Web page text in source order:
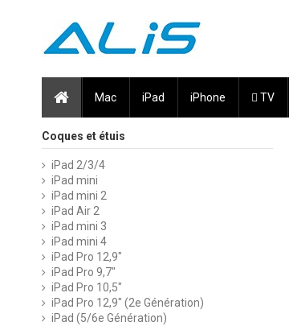
Mac iPad iPhone  TV
Coques et étuis
iPad 2/3/4
iPad mini
iPad mini 2
iPad Air 2
iPad mini 3
iPad mini 4
iPad Pro 12,9"
iPad Pro 9,7"
iPad Pro 10,5"
iPad Pro 12,9" (2e Génération)
iPad (5/6e Génération)